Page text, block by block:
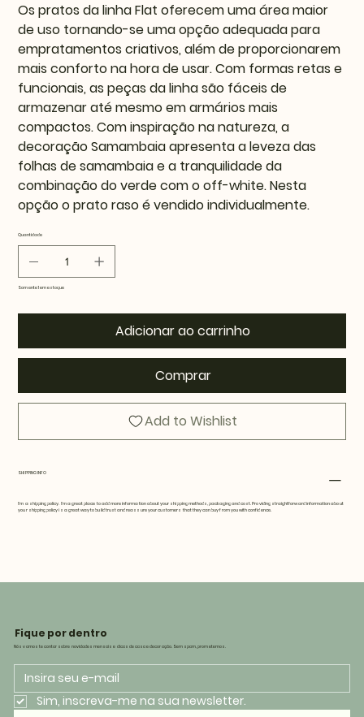
Os pratos da linha Flat oferecem uma área maior
de uso tornando-se uma opção adequada para
empratamentos criativos, além de proporcionarem
mais conforto na hora de usar. Com formas retas e
funcionais, as peças da linha são fáceis de
armazenar até mesmo em armários mais
compactos. Com inspiração na natureza, a
decoração Samambaia apresenta a leveza das
folhas de samambaia e a tranquilidade da
combinação do verde com o off-white. Nesta
opção o prato raso é vendido individualmente.
Quantidade
Somente 1 em estoque
Adicionar ao carrinho
Comprar
Add to Wishlist
SHIPPING INFO
I'm a shipping policy. I'm a great place to add more information about your shipping methods, packaging and cost. Providing straightforward information about
your shipping policy is a great way to build trust and reassure your customers that they can buy from you with confidence.
Fique por dentro
Nós vamos te contar sobre novidades mensais e dicas de casa e decoração. Sem spam, prometemos.
Sim, inscreva-me na sua newsletter.